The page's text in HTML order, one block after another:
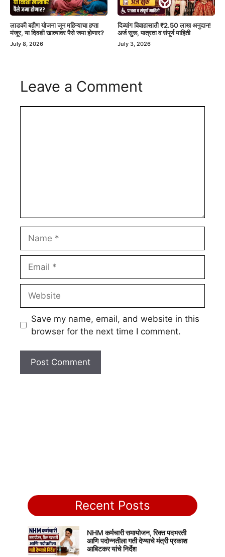
लाडकी बहीण योजना जून महिन्याचा हप्ता
मंजूर, या दिवशी खात्यावर पैसे जमा होणार?
July 8, 2026
दिव्यांग विवाहासाठी ₹2.50 लाख अनुदान!
अर्ज सुरू, पात्रता व संपूर्ण माहिती
July 3, 2026
Leave a Comment
Save my name, email, and website in this
browser for the next time I comment.
Recent Posts
NHM कर्मचारी समायोजन, रिक्त पदभरती
आणि पदोन्नतीला गती देण्याचे मंत्री प्रकाश
आबिटकर यांचे निर्देश